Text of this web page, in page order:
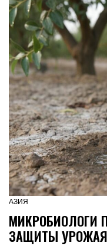
АЗИЯ
МИКРОБИОЛОГИ
ЗАЩИТЫ